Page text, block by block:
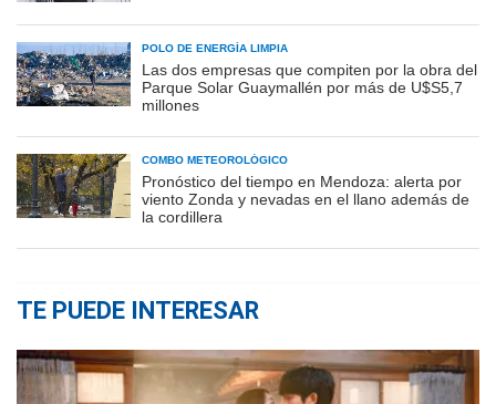
POLO DE ENERGÍA LIMPIA
Las dos empresas que compiten por la obra del
Parque Solar Guaymallén por más de U$S5,7
millones
COMBO METEOROLÓGICO
Pronóstico del tiempo en Mendoza: alerta por
viento Zonda y nevadas en el llano además de
la cordillera
TE PUEDE INTERESAR